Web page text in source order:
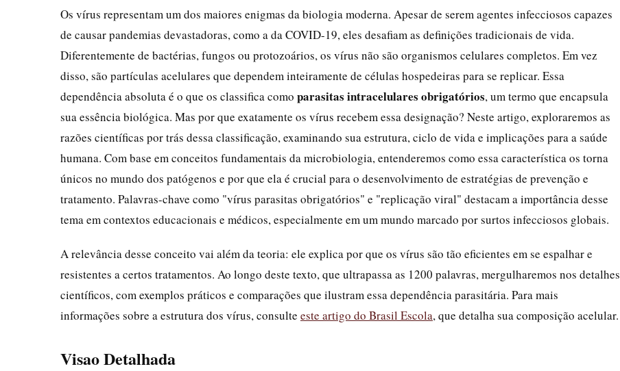
Os vírus representam um dos maiores enigmas da biologia moderna. Apesar de serem agentes infecciosos capazes
de causar pandemias devastadoras, como a da COVID-19, eles desafiam as definições tradicionais de vida.
Diferentemente de bactérias, fungos ou protozoários, os vírus não são organismos celulares completos. Em vez
disso, são partículas acelulares que dependem inteiramente de células hospedeiras para se replicar. Essa
dependência absoluta é o que os classifica como parasitas intracelulares obrigatórios, um termo que encapsula
sua essência biológica. Mas por que exatamente os vírus recebem essa designação? Neste artigo, exploraremos as
razões científicas por trás dessa classificação, examinando sua estrutura, ciclo de vida e implicações para a saúde
humana. Com base em conceitos fundamentais da microbiologia, entenderemos como essa característica os torna
únicos no mundo dos patógenos e por que ela é crucial para o desenvolvimento de estratégias de prevenção e
tratamento. Palavras-chave como "vírus parasitas obrigatórios" e "replicação viral" destacam a importância desse
tema em contextos educacionais e médicos, especialmente em um mundo marcado por surtos infecciosos globais.
A relevância desse conceito vai além da teoria: ele explica por que os vírus são tão eficientes em se espalhar e
resistentes a certos tratamentos. Ao longo deste texto, que ultrapassa as 1200 palavras, mergulharemos nos detalhes
científicos, com exemplos práticos e comparações que ilustram essa dependência parasitária. Para mais
informações sobre a estrutura dos vírus, consulte este artigo do Brasil Escola, que detalha sua composição acelular.
Visao Detalhada